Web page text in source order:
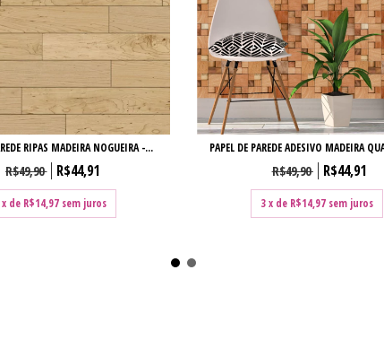
RIPAS MADEIRA NOGUEIRA -...
R$49,90 R$44,91
x de R$14,97 sem juros
PAPEL DE PAREDE ADESIVO MADEIRA
R$49,90 R$44,91
3x de R$14,97 sem juros